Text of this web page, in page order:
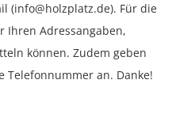
(info@holzplatz.de). Für die
Ihren Adressangaben,
können. Zudem geben
Telefonnummer an. Danke!